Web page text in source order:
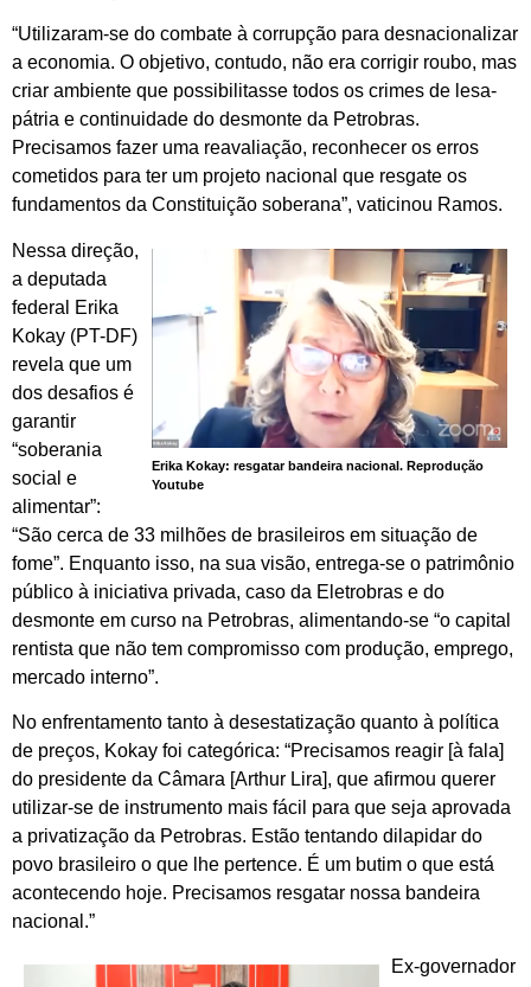
“Utilizaram-se do combate à corrupção para desnacionalizar
a economia. O objetivo, contudo, não era corrigir roubo, mas
criar ambiente que possibilitasse todos os crimes de lesa-
pátria e continuidade do desmonte da Petrobras.
Precisamos fazer uma reavaliação, reconhecer os erros
cometidos para ter um projeto nacional que resgate os
fundamentos da Constituição soberana”, vaticinou Ramos.
Erika Kokay: resgatar bandeira nacional. Reprodução
Youtube
Nessa direção,
a deputada
federal Erika
Kokay (PT-DF)
revela que um
dos desafios é
garantir
“soberania
social e
alimentar”:
“São cerca de 33 milhões de brasileiros em situação de
fome”. Enquanto isso, na sua visão, entrega-se o patrimônio
público à iniciativa privada, caso da Eletrobras e do
desmonte em curso na Petrobras, alimentando-se “o capital
rentista que não tem compromisso com produção, emprego,
mercado interno”.
No enfrentamento tanto à desestatização quanto à política
de preços, Kokay foi categórica: “Precisamos reagir [à fala]
do presidente da Câmara [Arthur Lira], que afirmou querer
utilizar-se de instrumento mais fácil para que seja aprovada
a privatização da Petrobras. Estão tentando dilapidar do
povo brasileiro o que lhe pertence. É um butim o que está
acontecendo hoje. Precisamos resgatar nossa bandeira
nacional.”
Ex-governador